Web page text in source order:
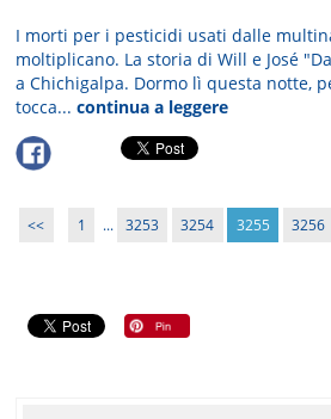
I morti per i pesticidi usati dalle
moltiplicano. La storia di Will e José
a Chichigalpa. Dormo lì questa notte,
tocca...continua a leggere
<< 1 ... 3253 3254 3255 3256